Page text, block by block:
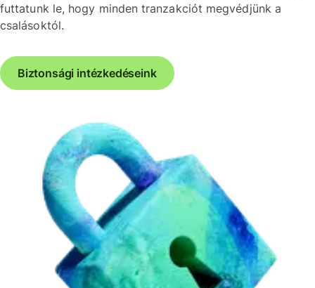
futtatunk le, hogy minden tranzakciót megvédjünk a
csalásoktól.
Biztonsági intézkedéseink